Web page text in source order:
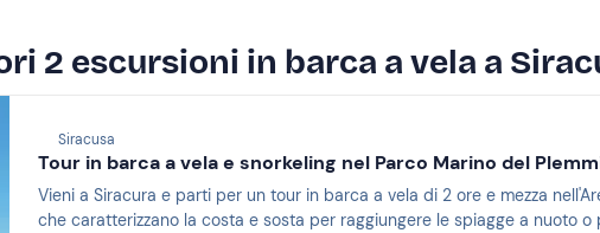
2 escursioni in barca a vela a
Siracusa
Tour in barca a vela e snorkeling nel Parco Marino del
Vieni a Siracura e parti per un tour in barca a vela di 2 ore e mezza
che caratterizzano la costa e sosta per raggiungere le spiagge a nuoto